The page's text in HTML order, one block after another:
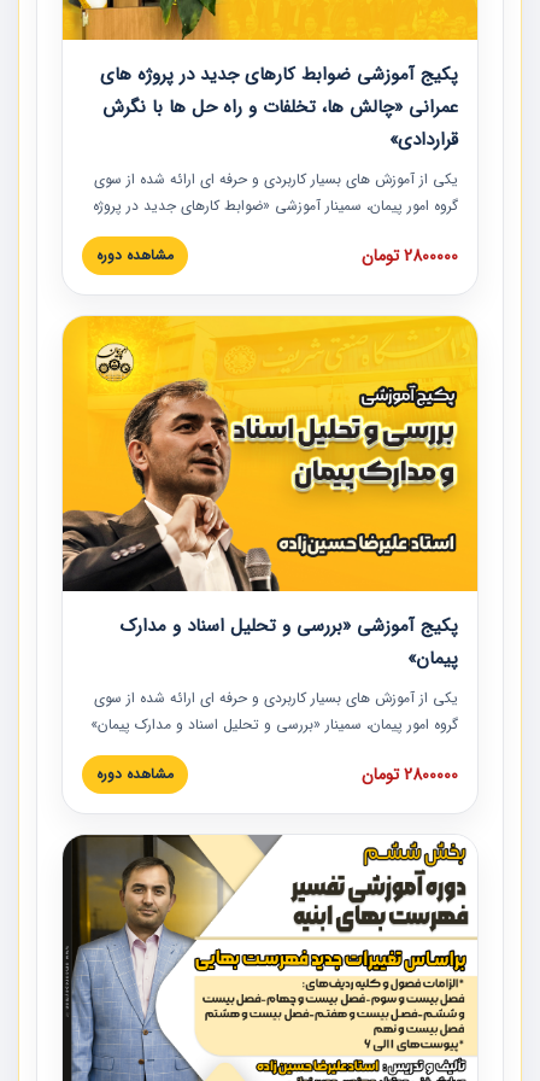
پکیج آموزشی ضوابط کارهای جدید در پروژه های
عمرانی «چالش ها، تخلفات و راه حل ها با نگرش
قراردادی»
یکی از آموزش‏‏‏‏‏‏ های بسیار کاربردی و حرفه‏ ای ارائه شده از سوی
گروه امور پیمان، سمینار آموزشی «ضوابط کارهای جدید در پروژه
های عمرانی» چالش ها، تخلفات و راه حل ها با نگرش قراردادی
است که در محل سندیکای شرکت های ساختمانی کشور ارائه شد.
مدارک پیمان به همراه تجربیات عملی ارائه شده است.
2800000 تومان مشاهده دوره
پکیج آموزشی «بررسی و تحلیل اسناد و مدارک
پیمان»
یکی از آموزش‏‏‏‏‏‏ های بسیار کاربردی و حرفه‏ ای ارائه شده از سوی
گروه امور پیمان، سمینار «بررسی و تحلیل اسناد و مدارک پیمان»
است که در دانشگاه صنعتی شریف ارائه شد. در این آموزش
نکات کلیدی مربوط به اسناد و مدارک پیمان، اولویت بندی اسناد
پیمان به همراه تجربیات عملی در این خصوص ارائه شده است.
2800000 تومان مشاهده دوره